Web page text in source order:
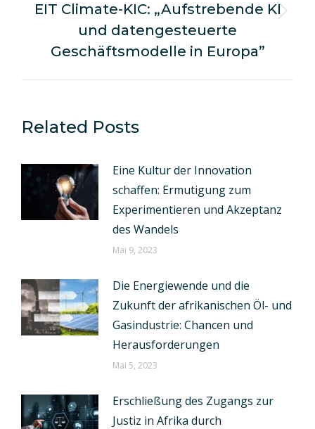
Nächster
Beitrag:
EIT Climate-KIC: „Aufstrebende KI
und datengesteuerte
Geschäftsmodelle in Europa”
Related Posts
Eine Kultur der Innovation
schaffen: Ermutigung zum
Experimentieren und Akzeptanz
des Wandels
Mai 9, 2023
Die Energiewende und die
Zukunft der afrikanischen Öl- und
Gasindustrie: Chancen und
Herausforderungen
Mai 5, 2023
Erschließung des Zugangs zur
Justiz in Afrika durch